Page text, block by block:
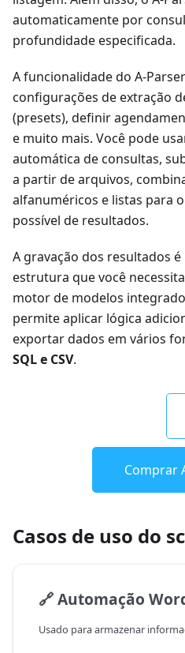
automaticamente por
profundidade especificada.
A funcionalidade do A-
configurações de extração
(presets), definir
e muito mais. Você pode
automática de consultas,
a partir de arquivos,
alfanuméricos e listas para
possível de resultados.
A gravação dos resultados
estrutura que você
motor de modelos integrado
permite aplicar lógica
exportar dados em vários
SQL e CSV.
Comprar
Casos de uso do
🔗Automação